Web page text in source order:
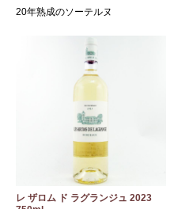
20年熟成のソーテルヌ
レ ザロム ド ラグランジュ 2023